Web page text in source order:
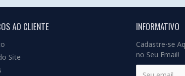
AO CLIENTE
Site
INFORMATIVO
Cadastre-se
no Seu Email!